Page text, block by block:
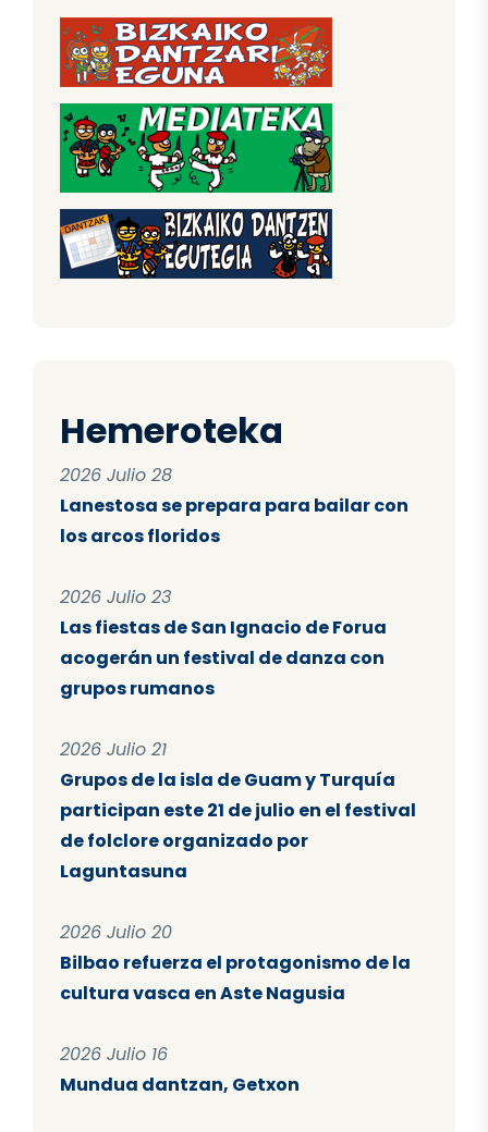
Hemeroteka
2026 Julio 28
Lanestosa se prepara para bailar con
los arcos floridos
2026 Julio 23
Las fiestas de San Ignacio de Forua
acogerán un festival de danza con
grupos rumanos
2026 Julio 21
Grupos de la isla de Guam y Turquía
participan este 21 de julio en el festival
de folclore organizado por
Laguntasuna
2026 Julio 20
Bilbao refuerza el protagonismo de la
cultura vasca en Aste Nagusia
2026 Julio 16
Mundua dantzan, Getxon